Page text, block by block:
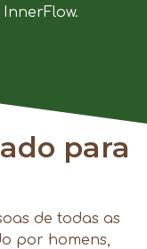
para
de todas as
por homens,